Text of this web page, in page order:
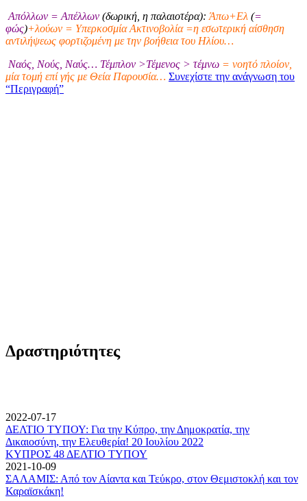
Απόλλων = Απέλλων (δωρική, η παλαιοτέρα): Άπω+Ελ (=
φώς)+λούων = Υπερκοσμία Ακτινοβολία =η εσωτερική αίσθηση
αντιλήψεως φορτιζομένη με την βοήθεια του Ηλίου…
Ναός, Νούς, Ναύς… Τέμπλον >Τέμενος > τέμνω = νοητό πλοίον,
μία τομή επί γής με Θεία Παρουσία… Συνεχίστε την ανάγνωση του
“Περιγραφή”
Δραστηριότητες
2022-07-17
ΔΕΛΤΙΟ ΤΥΠΟΥ: Για την Κύπρο, την Δημοκρατία, την
Δικαιοσύνη, την Ελευθερία! 20 Ιουλίου 2022
ΚΥΠΡΟΣ 48 ΔΕΛΤΙΟ ΤΥΠΟΥ
2021-10-09
ΣΑΛΑΜΙΣ: Από τον Αίαντα και Τεύκρο, στον Θεμιστοκλή και τον
Καραϊσκάκη!